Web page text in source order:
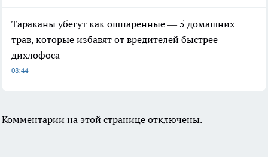
Тараканы убегут как ошпаренные — 5 домашних
трав, которые избавят от вредителей быстрее
дихлофоса
08:44
Комментарии на этой странице отключены.